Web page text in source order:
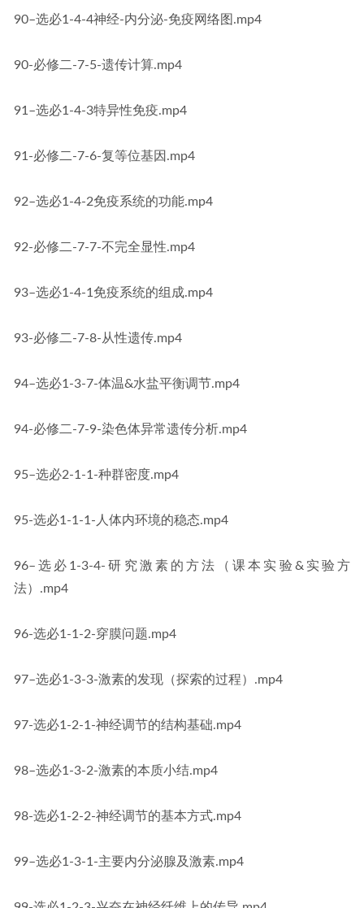
90–选必1-4-4神经-内分泌-免疫网络图.mp4
90-必修二-7-5-遗传计算.mp4
91–选必1-4-3特异性免疫.mp4
91-必修二-7-6-复等位基因.mp4
92–选必1-4-2免疫系统的功能.mp4
92-必修二-7-7-不完全显性.mp4
93–选必1-4-1免疫系统的组成.mp4
93-必修二-7-8-从性遗传.mp4
94–选必1-3-7-体温&水盐平衡调节.mp4
94-必修二-7-9-染色体异常遗传分析.mp4
95–选必2-1-1-种群密度.mp4
95-选必1-1-1-人体内环境的稳态.mp4
96–选必1-3-4-研究激素的方法（课本实验&实验方
法）.mp4
96-选必1-1-2-穿膜问题.mp4
97–选必1-3-3-激素的发现（探索的过程）.mp4
97-选必1-2-1-神经调节的结构基础.mp4
98–选必1-3-2-激素的本质小结.mp4
98-选必1-2-2-神经调节的基本方式.mp4
99–选必1-3-1-主要内分泌腺及激素.mp4